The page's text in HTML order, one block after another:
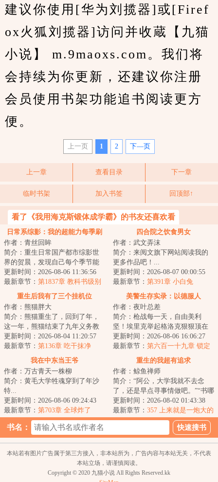
建议你使用[华为刘揽器]或[Firef
ox火狐刘揽器]访问并收蔵【九猫
小说】 m.9maoxs.com。我们将
会持续为你更新，还建议你注册
会员使用书架功能追书阅读更方
便。
上一页 1 2 下—页
上一章 查看目录 下一章
临时书架 加入书签 回顶部↑
看了《我用海克斯锻体成学霸》的书友还喜欢看
日常系综影：我的超能力每季刷
新
作者：青丝回眸
简介：重生日常国产都市综影世
界的贺晨，发现自己每个季节能
刷新出一种超能力，从此过上了
不一样的日常人...
更新时间：2026-08-06 11:36:56
最新章节： 第1837章 教科书级别
的挖坑埋人！皮一下很开心的贺
晨！
四合院之饮食男女
作者：武文弄沫
简介：来阅文旗下网站阅读我的
更多作品吧！...
更新时间：2026-08-07 00:00:55
最新章节： 第391章 小白兔
重生后我有了三个挂机位
作者：熊猫胖大
简介：熊猫重生了，回到了年，
这一年，熊猫结束了九年义务教
育，原本会复读一年，但这一
世，他选择结束学...
更新时间：2026-08-04 11:20:57
最新章节： 第136章 吃干抹净
美警生存实录：以德服人
作者：夜叶总差
简介：枪战每一天，自由美利
坚！埃里克举起格洛克狠狠顶在
犯人正在冒冷汗的额头上，沉声
道：“谁说我埃里...
更新时间：2026-08-06 16:06:27
最新章节： 第六百一十九章 锁定
我在中东当王爷
作者：万古青天一株柳
简介：黄毛大学牲魂穿到了年沙
特...
更新时间：2026-08-06 09:24:43
最新章节： 第703章 全球炸了
重生的我超有追求
作者：鲸鱼禅师
简介：“阿公，大学我就不去念
了，还是早点寻事情做吧。”“书哪
能不念？做人要有追求，念了大
学，就有机...
更新时间：2026-08-02 01:43:38
最新章节： 357 上来就是一炮大的
书名：
本站若有图片广告属于第三方接入，非本站所为，广告内容与本站无关，不代表
本站立场，请谨慎阅读。
Copyright © 2020 九猫小说 All Rights Reserved.kk